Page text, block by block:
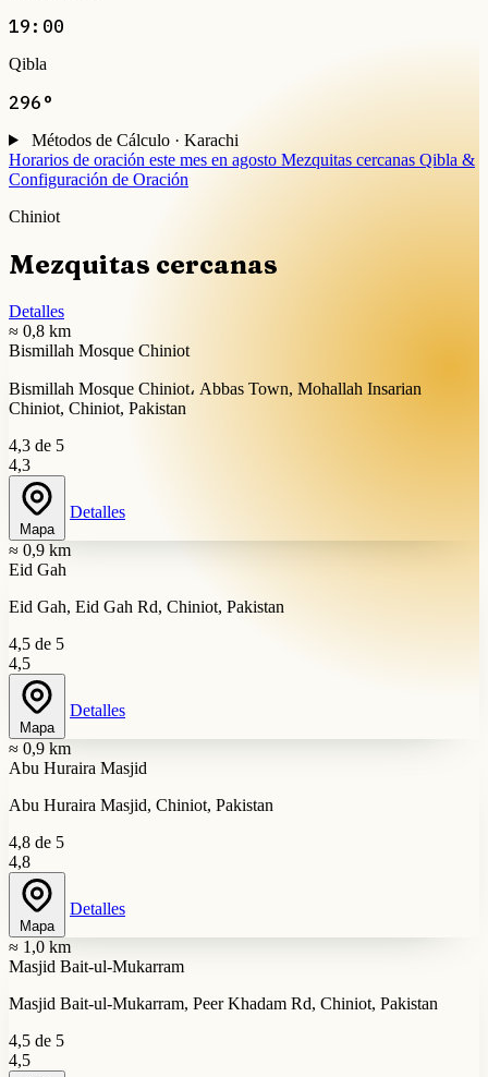
19:00
Qibla
296°
Métodos de Cálculo · Karachi
Horarios de oración este mes en agosto Mezquitas cercanas Qibla &
Configuración de Oración
Chiniot
Mezquitas cercanas
Detalles
≈ 0,8 km
Bismillah Mosque Chiniot
Bismillah Mosque Chiniot، Abbas Town, Mohallah Insarian
Chiniot, Chiniot, Pakistan
4,3 de 5
4,3
Mapa
Detalles
≈ 0,9 km
Eid Gah
Eid Gah, Eid Gah Rd, Chiniot, Pakistan
4,5 de 5
4,5
Mapa
Detalles
≈ 0,9 km
Abu Huraira Masjid
Abu Huraira Masjid, Chiniot, Pakistan
4,8 de 5
4,8
Mapa
Detalles
≈ 1,0 km
Masjid Bait-ul-Mukarram
Masjid Bait-ul-Mukarram, Peer Khadam Rd, Chiniot, Pakistan
4,5 de 5
4,5